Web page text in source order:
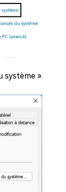
système ».